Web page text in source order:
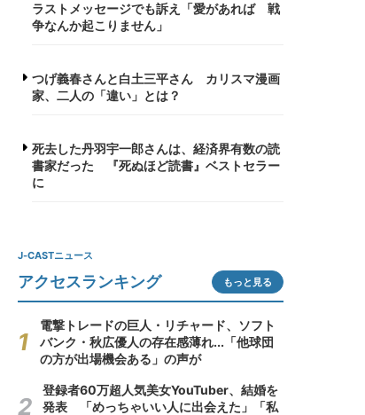
ラストメッセージでも訴え「愛があれば 戦
争なんか起こりません」
つげ義春さんと白土三平さん カリスマ漫画
家、二人の「違い」とは？
死去した丹羽宇一郎さんは、経済界有数の読
書家だった 『死ぬほど読書』ベストセラー
に
J-CASTニュース
アクセスランキング もっと見る
電撃トレードの巨人・リチャード、ソフト
バンク・秋広優人の存在感薄れ...「他球団
の方が出場機会ある」の声が
登録者60万超人気美女YouTuber、結婚を
発表 「めっちゃいい人に出会えた」「私